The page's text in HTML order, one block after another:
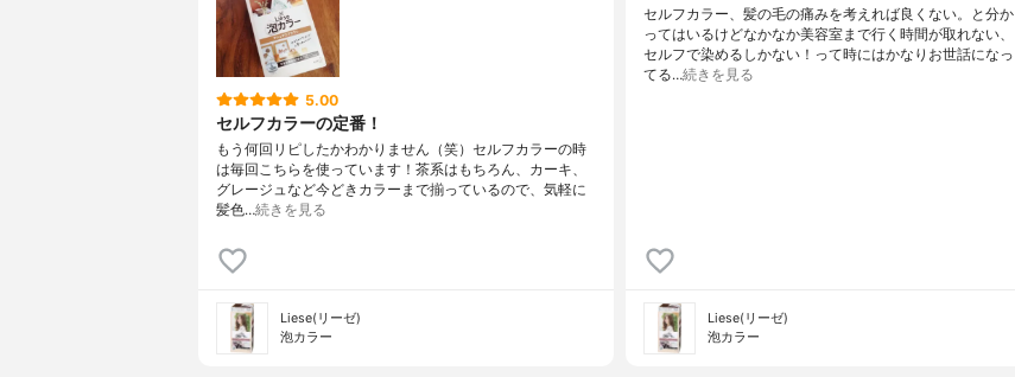
5.00
セルフカラーの定番！
もう何回リピしたかわかりません（笑）セルフカラーの時
は毎回こちらを使っています！茶系はもちろん、カーキ、
グレージュなど今どきカラーまで揃っているので、気軽に
髪色…続きを見る
Liese(リーゼ)
泡カラー
セルフカラー、髪の毛の痛みを考えれば良くない。と分か
ってはいるけどなかなか美容室まで行く時間が取れない、
セルフで染めるしかない！って時にはかなりお世話になっ
てる…続きを見る
Liese(リーゼ)
泡カラー